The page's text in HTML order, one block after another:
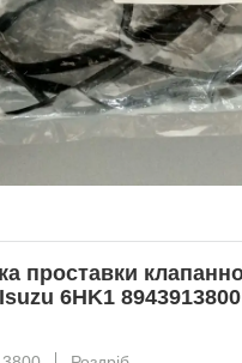
проставки
6HK1 8943913800